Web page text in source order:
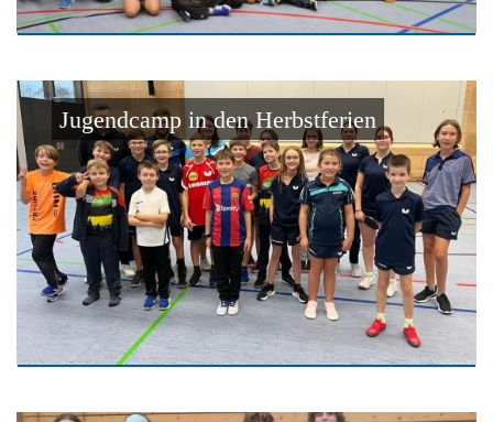
Jugendcamp in den Herbstferien